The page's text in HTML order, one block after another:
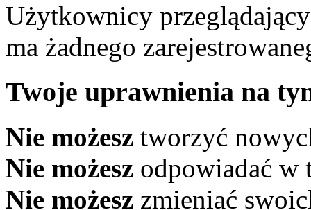
Użytkownicy
ma żadnego
Twoje uprawnienia na
Nie możesz tworzyć
Nie możesz odpowiadać w
Nie możesz zmieniać